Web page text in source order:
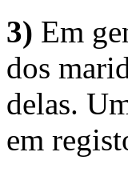
3) Em
dos
delas.
em